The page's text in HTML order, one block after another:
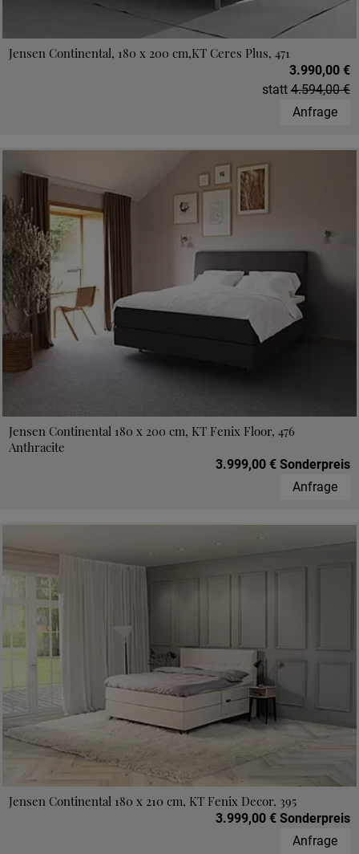
Jensen Continental, 180 x 200 cm,KT Ceres Plus, 471
3.990,00 €
statt 4.594,00 €
Anfrage
Jensen Continental 180 x 200 cm, KT Fenix Floor, 476
Anthracite
3.999,00 € Sonderpreis
Anfrage
Jensen Continental 180 x 210 cm, KT Fenix Decor, 395
3.999,00 € Sonderpreis
Anfrage